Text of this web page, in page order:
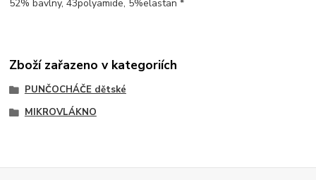
52% bavlny, 43polyamide, 5%elastan *
Zboží zařazeno v kategoriích
PUNČOCHÁČE dětské
MIKROVLÁKNO